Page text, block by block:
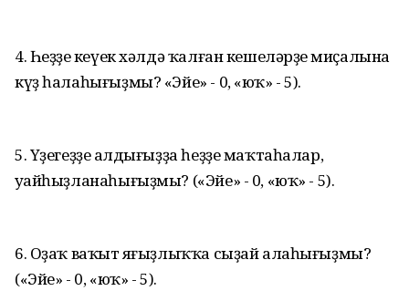
4. Һеҙҙең кеүек хәлдә ҡалған кешеләрҙең миҫалына
күҙ һалаһығыҙмы? «Эйе» - 0, «юҡ» - 5).
5. Үҙегеҙҙең алдығыҙҙа һеҙҙе маҡтаһалар,
уңайһыҙланаһығыҙмы? («Эйе» - 0, «юҡ» - 5).
6. Оҙаҡ ваҡыт яңғыҙлыҡҡа сыҙай алаһығыҙмы?
(«Эйе» - 0, «юҡ» - 5).